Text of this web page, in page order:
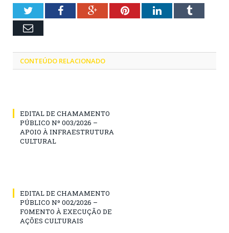
TwitterFacebookGoogle+PinterestLinkedInTumblr
Email
CONTEÚDO RELACIONADO
EDITAL DE CHAMAMENTO
PÚBLICO Nº 003/2026 –
APOIO À INFRAESTRUTURA
CULTURAL
EDITAL DE CHAMAMENTO
PÚBLICO Nº 002/2026 –
FOMENTO À EXECUÇÃO DE
AÇÕES CULTURAIS